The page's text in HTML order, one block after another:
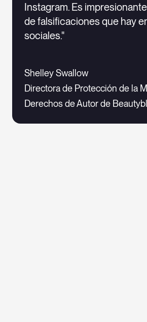
Instagram. Es
de falsificaciones que hay
sociales."
Shelley Swallow
Directora de Protección de la
Derechos de Autor de